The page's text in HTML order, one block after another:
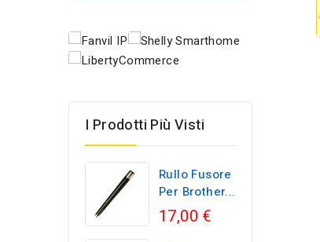
I Prodotti Più Visti
Rullo Fusore
Per Brother...
17,00 €